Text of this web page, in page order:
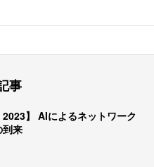
事
】 AIによるネットワーク
到来